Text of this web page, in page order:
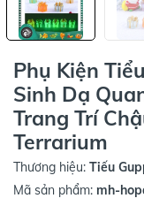
Phụ Kiện
Sinh Dạ
Trang Trí
Terrarium
Thương hiệu: Tiếu
Mã sản phẩm: mh-